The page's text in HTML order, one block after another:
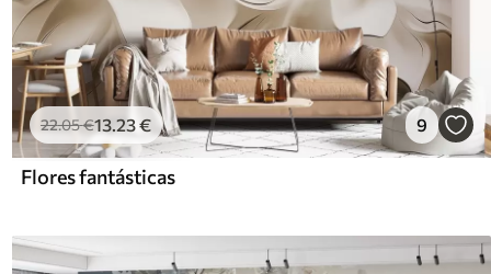
22.05€13.23€ 9
Flores fantásticas